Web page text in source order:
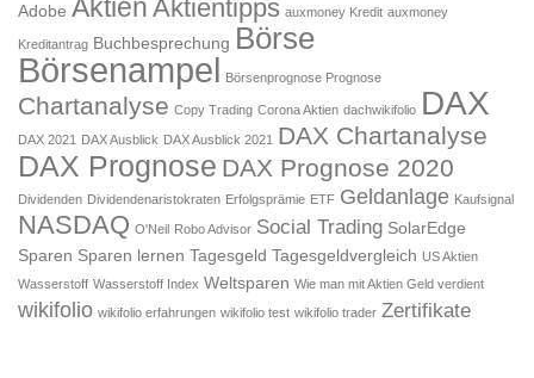
Adobe Aktien Aktientipps auxmoney Kredit auxmoney
Kreditantrag Buchbesprechung Börse
Börsenampel Börsenprognose Prognose
Chartanalyse Copy Trading Corona Aktien dachwikifolio DAX
DAX 2021 DAX Ausblick DAX Ausblick 2021 DAX Chartanalyse
DAX Prognose DAX Prognose 2020
Dividenden Dividendenaristokraten Erfolgsprämie ETF Geldanlage Kaufsignal
NASDAQ O'Neil Robo Advisor Social Trading SolarEdge
Sparen Sparen lernen Tagesgeld Tagesgeldvergleich US Aktien
Wasserstoff Wasserstoff Index Weltsparen Wie man mit Aktien Geld verdient
wikifolio wikifolio erfahrungen wikifolio test wikifolio trader Zertifikate